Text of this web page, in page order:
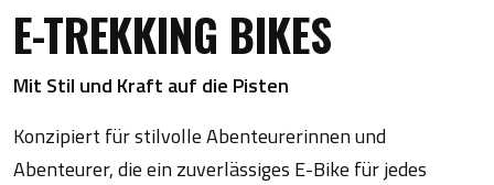
E-TREKKING BIKES
Mit Stil und Kraft auf die Pisten
Konzipiert für stilvolle Abenteurerinnen und
Abenteurer, die ein zuverlässiges E-Bike für jedes